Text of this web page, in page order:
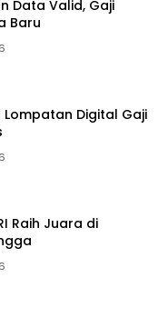
Data Valid, Gaji
Baru
Lompatan Digital Gaji
Raih Juara di